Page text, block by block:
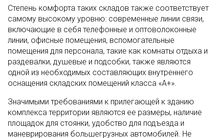
Степень комфорта таких складов также соответствует
самому высокому уровню: современные линии связи,
включающие в себя телефонные и оптоволоконные
линии, офисные помещения, вспомогательные
помещения для персонала, такие как комнаты отдыха и
раздевалки, душевые и подсобки, также являются
одной из необходимых составляющих внутреннего
оснащения складских помещений класса «А+».
Значимыми требованиями к прилегающей к зданию
комплекса территории являются ее размеры, наличие
площадок для стоянки, удобство для подъезда и
маневрирования большегрузных автомобилей. Не